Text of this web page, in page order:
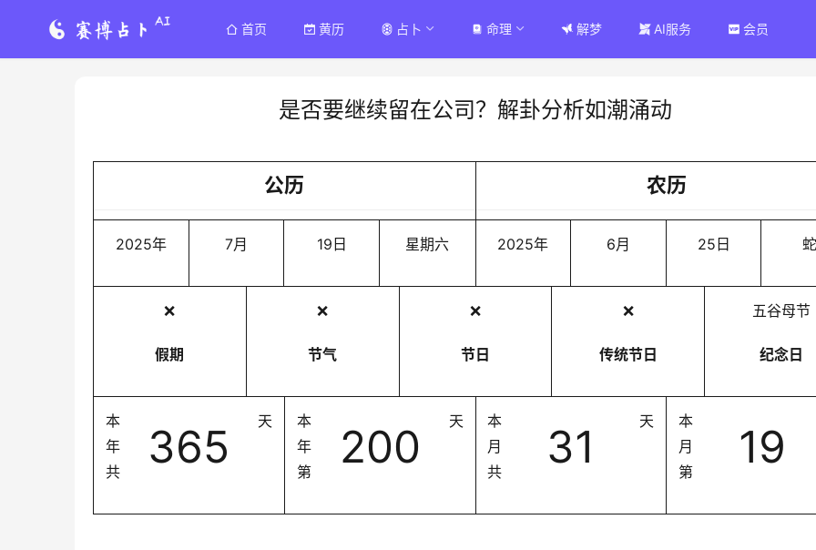
首页 黄历 占卜 命理 解梦 AI服务 会员
是否要继续留在公司？解卦分析如潮涌动
公历
2025年 7月 19日 星期六
农历
2025年 6月 25日 蛇
❌
假期
❌
节气
❌
节日
❌
传统节日
五谷母节
纪念日
本
年
共
365 天
本
年
第
200 天
本
月
共
31 天
本
月
第
19